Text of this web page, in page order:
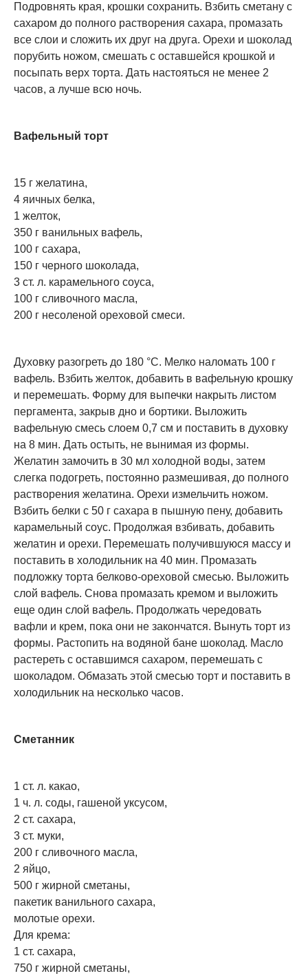
Подровнять края, крошки сохранить. Взбить сметану с
сахаром до полного растворения сахара, промазать
все слои и сложить их друг на друга. Орехи и шоколад
порубить ножом, смешать с оставшейся крошкой и
посыпать верх торта. Дать настояться не менее 2
часов, а лучше всю ночь.
Вафельный торт
15 г желатина,
4 яичных белка,
1 желток,
350 г ванильных вафель,
100 г сахара,
150 г черного шоколада,
3 ст. л. карамельного соуса,
100 г сливочного масла,
200 г несоленой ореховой смеси.
Духовку разогреть до 180 °С. Мелко наломать 100 г
вафель. Взбить желток, добавить в вафельную крошку
и перемешать. Форму для выпечки накрыть листом
пергамента, закрыв дно и бортики. Выложить
вафельную смесь слоем 0,7 см и поставить в духовку
на 8 мин. Дать остыть, не вынимая из формы.
Желатин замочить в 30 мл холодной воды, затем
слегка подогреть, постоянно размешивая, до полного
растворения желатина. Орехи измельчить ножом.
Взбить белки с 50 г сахара в пышную пену, добавить
карамельный соус. Продолжая взбивать, добавить
желатин и орехи. Перемешать получившуюся массу и
поставить в холодильник на 40 мин. Промазать
подложку торта белково-ореховой смесью. Выложить
слой вафель. Снова промазать кремом и выложить
еще один слой вафель. Продолжать чередовать
вафли и крем, пока они не закончатся. Вынуть торт из
формы. Растопить на водяной бане шоколад. Масло
растереть с оставшимся сахаром, перемешать с
шоколадом. Обмазать этой смесью торт и поставить в
холодильник на несколько часов.
Сметанник
1 ст. л. какао,
1 ч. л. соды, гашеной уксусом,
2 ст. сахара,
3 ст. муки,
200 г сливочного масла,
2 яйцо,
500 г жирной сметаны,
пакетик ванильного сахара,
молотые орехи.
Для крема:
1 ст. сахара,
750 г жирной сметаны,